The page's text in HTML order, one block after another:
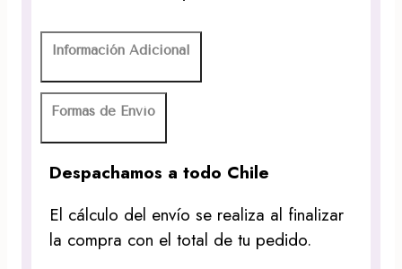
Información Adicional
Formas de Envío
Despachamos a todo Chile
El cálculo del envío se realiza al finalizar
la compra con el total de tu pedido.